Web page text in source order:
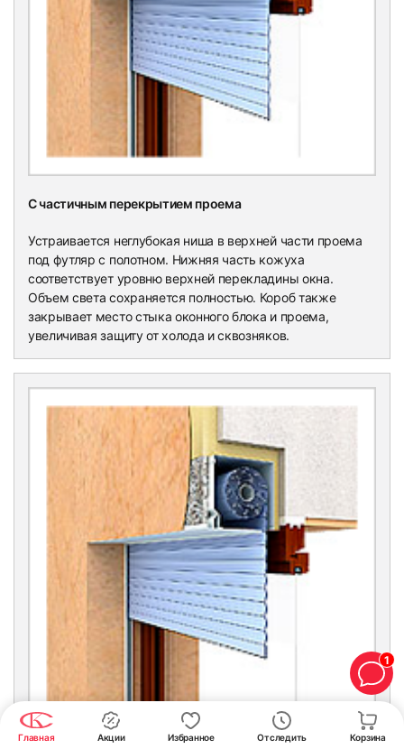
Главная Акции Отследить
Избранное Корзина
С частичным перекрытием проема
Устраивается неглубокая ниша в верхней части проема
под футляр с полотном. Нижняя часть кожуха
соответствует уровню верхней перекладины окна.
Объем света сохраняется полностью. Короб также
закрывает место стыка оконного блока и проема,
увеличивая защиту от холода и сквозняков.
1